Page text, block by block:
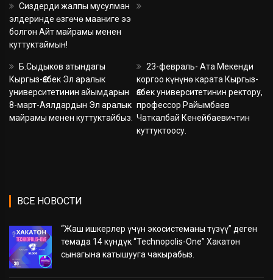
Сиздерди жалпы мусулман
элдеринде өзгөчө мааниге ээ
болгон Айт майрамы менен
куттуктаймын!
Б.Сыдыков атындагы
Кыргыз-Өзбек Эл аралык
университетинин айымдарын
8-март-Аялдардын Эл аралык
майрамы менен куттуктайбыз.
23-февраль- Ата Мекенди
коргоо күнүнө карата Кыргыз-
Өзбек университетинин ректору,
профессор Райымбаев
Чаткалбай Кенейбаевичтин
куттуктоосу.
ВСЕ НОВОСТИ
“Жаш ишкерлер үчүн экосистеманы түзүү” деген
темада 14 күндүк “Technopolis-One” Хакатон
сынагына катышууга чакырабыз.